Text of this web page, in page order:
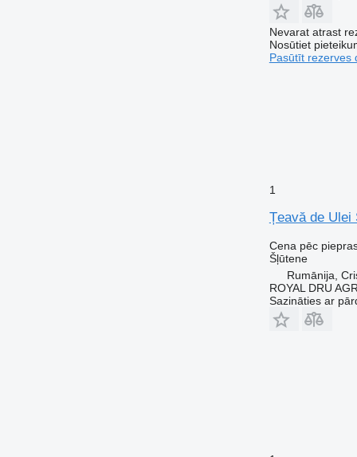
Nevarat atrast
Nosūtiet
Pasūtīt rezerves
1
Țeavă de Ulei
Cena pēc
Šļūtene
Rumānija,
ROYAL DRU
Sazināties ar